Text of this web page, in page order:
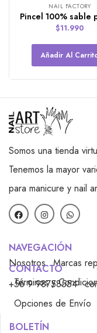
NAIL FACTORY
$11.990
Añadir Al
Somos una tienda
Tenemos la mayor
para manicure y nail
NAVEGACIÓN
Nosotros Marcas
Términos y
CONTACTO
+56 9 98758554
Opciones de Envío
BOLETÍN